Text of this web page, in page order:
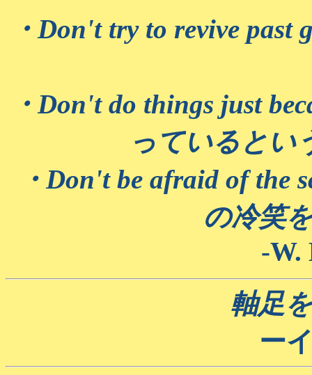
・Don't try to revive
・Don't do things just
っているとい
・Don't be afraid of the
の冷笑
-W.
軸足
ー